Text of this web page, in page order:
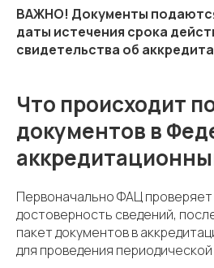
ВАЖНО! Документы
даты истечения срока
свидетельства об
Что происходит
документов в
Первоначально ФАЦ
достоверность сведений,
пакет документов в
для проведения